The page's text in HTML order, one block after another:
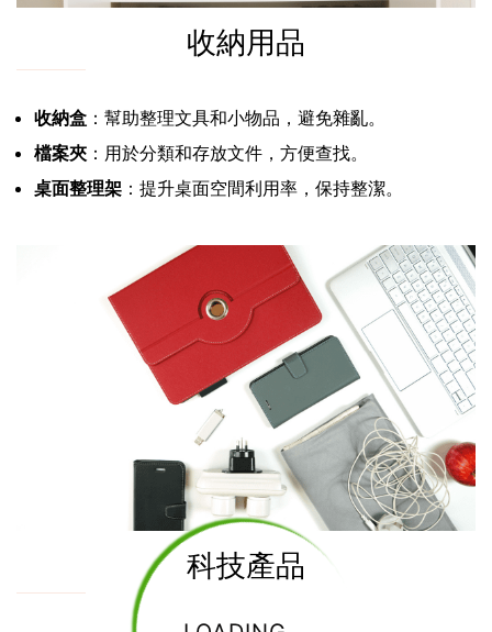
收納用品
收納盒 ：幫助整理文具和小物品，避免雜亂。
檔案夾 ：用於分類和存放文件，方便查找。
桌面整理架 ：提升桌面空間利用率，保持整潔。
科技產品